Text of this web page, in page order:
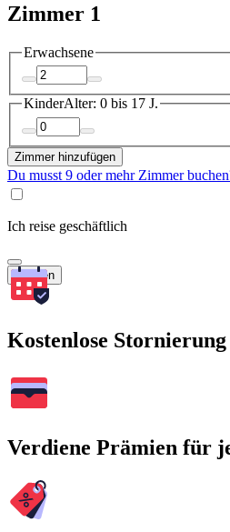
Zimmer 1
Erwachsene
KinderAlter: 0 bis 17 J.
Zimmer hinzufügen
Du musst 9 oder mehr Zimmer
Ich reise geschäftlich
Suchen
Kostenlose
Verdiene Prämien für